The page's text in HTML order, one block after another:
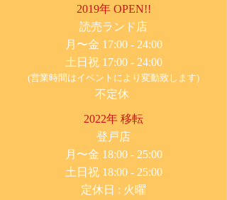
2019年 OPEN!!
​読売ランド店
月〜金 17:00 - 24:00
土日祝 17:00 - 24:00
(営業時間はイベントにより変動致します)
不定休
2022年 移転
​登戸店
月〜金 18:00 - 25:00
土日祝 18:00 - 25:00
​定休日 : 火曜